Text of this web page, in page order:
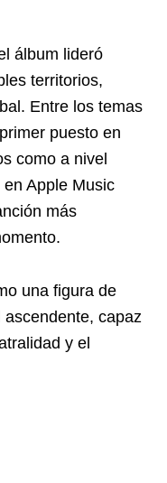
álbum lideró
territorios,
Entre los temas
puesto en
como a nivel
Apple Music
más
una figura de
capaz
y el